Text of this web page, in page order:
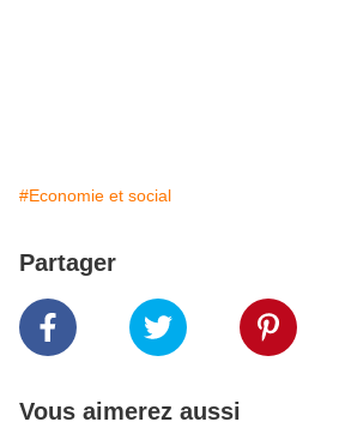
#Economie et social
Partager
Vous aimerez aussi